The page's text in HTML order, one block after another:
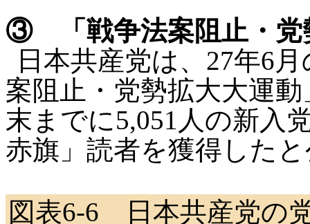
③ 「戦争法案阻止・党
日本共産党は、27年6
案阻止・党勢拡大大運
末までに5,051人の新入
赤旗」読者を獲得した
図表6-6 日本共産党の